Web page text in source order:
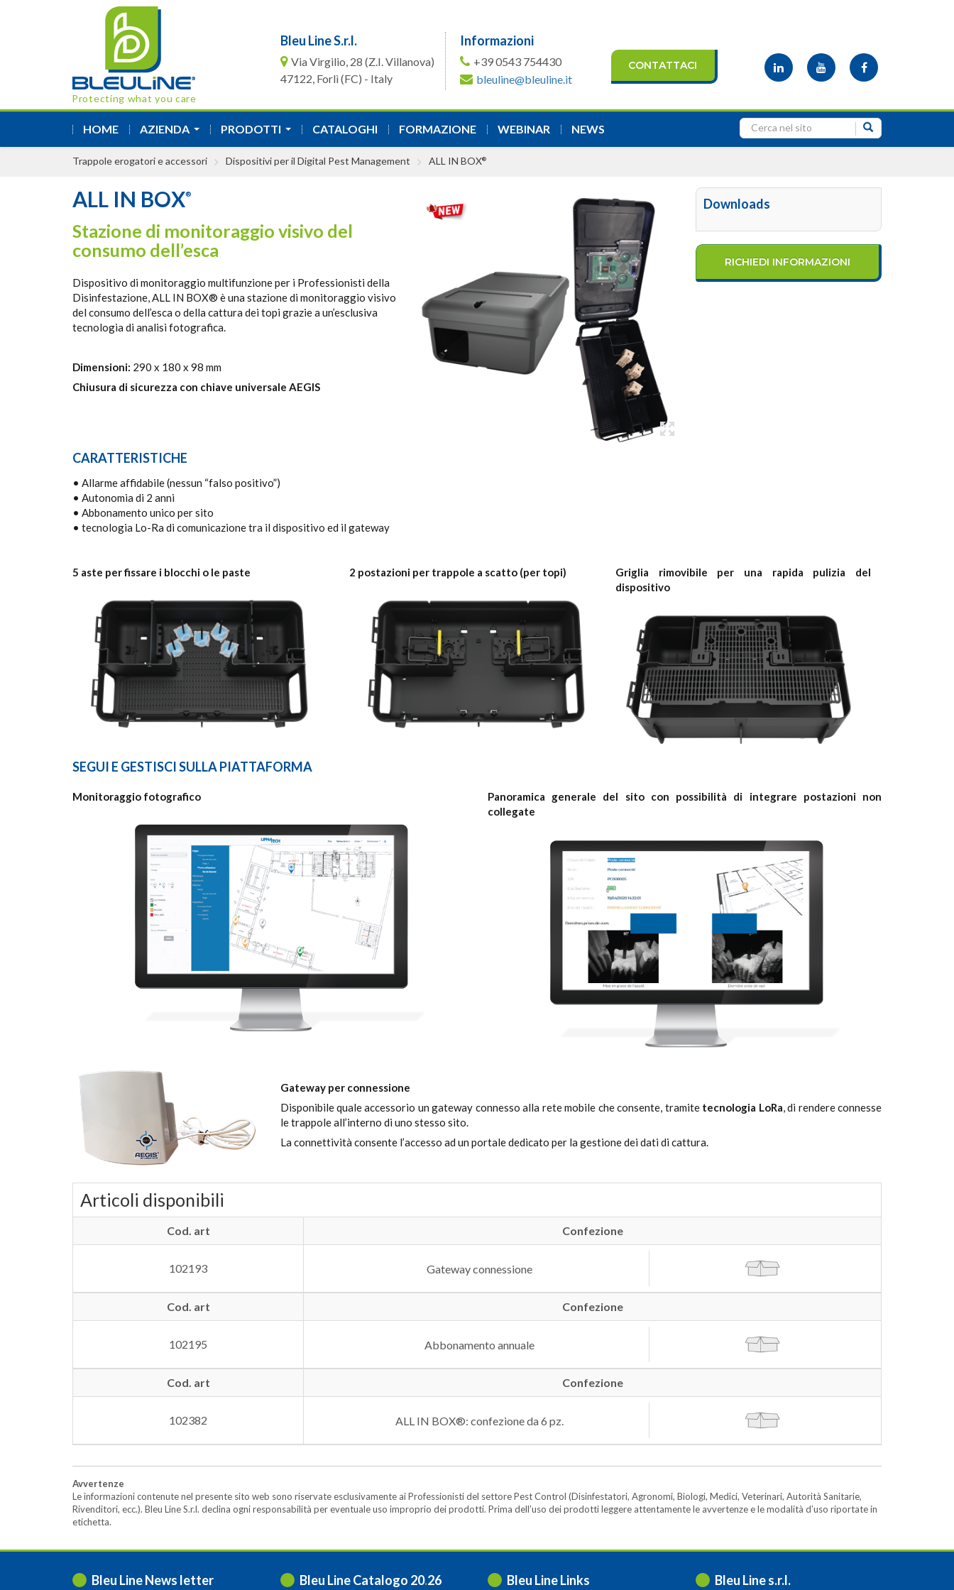
Protecting what you care
Bleu Line S.r.l.
Via Virgilio, 28 (Z.I. Villanova)
47122, Forlì (FC) - Italy
Informazioni
+39 0543 754430
bleuline@bleuline.it
CONTATTACI
HOME AZIENDA PRODOTTI CATALOGHI FORMAZIONE WEBINAR NEWS
Trappole erogatori e accessori Dispositivi per il Digital Pest Management ALL IN BOX®
ALL IN BOX®
Stazione di monitoraggio visivo del
consumo dell’esca
Dispositivo di monitoraggio multifunzione per i Professionisti della
Disinfestazione, ALL IN BOX® è una stazione di monitoraggio visivo
del consumo dell’esca o della cattura dei topi grazie a un’esclusiva
tecnologia di analisi fotografica.
Dimensioni: 290 x 180 x 98 mm
Chiusura di sicurezza con chiave universale AEGIS
Downloads
RICHIEDI INFORMAZIONI
CARATTERISTICHE
• Allarme affidabile (nessun “falso positivo”)
• Autonomia di 2 anni
• Abbonamento unico per sito
• tecnologia Lo-Ra di comunicazione tra il dispositivo ed il gateway
5 aste per fissare i blocchi o le paste 2 postazioni per trappole a scatto (per topi)
Griglia rimovibile per una rapida pulizia del
dispositivo
SEGUI E GESTISCI SULLA PIATTAFORMA
Monitoraggio fotografico
Panoramica generale del sito con possibilità di integrare postazioni non
collegate
Gateway per connessione
Disponibile quale accessorio un gateway connesso alla rete mobile che consente, tramite tecnologia LoRa , di rendere connesse
le trappole all’interno di uno stesso sito.
La connettività consente l’accesso ad un portale dedicato per la gestione dei dati di cattura.
Articoli disponibili
Cod. art Confezione
102193 Gateway connessione
Cod. art Confezione
102195 Abbonamento annuale
Cod. art Confezione
102382 ALL IN BOX®: confezione da 6 pz.
Avvertenze
Le informazioni contenute nel presente sito web sono riservate esclusivamente ai Professionisti del settore Pest Control (Disinfestatori, Agronomi, Biologi, Medici, Veterinari, Autorità Sanitarie,
Rivenditori, ecc.). Bleu Line S.r.l. declina ogni responsabilità per eventuale uso improprio dei prodotti. Prima dell’uso dei prodotti leggere attentamente le avvertenze e le modalità d’uso riportate in
etichetta.
Bleu Line News letter Bleu Line Catalogo 20.26 Bleu Line Links Bleu Line s.r.l.